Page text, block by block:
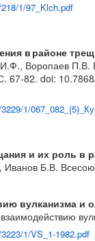
1/97_Klch.pdf
в районе
Воропаев П.В.
67-82. doi:
1/
и их роль в
Б.В.
вулканизма и
1/VS_1-1982.pdf